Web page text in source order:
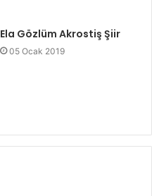
Ela Gözlüm Akrostiş Şiir
05 Ocak 2019